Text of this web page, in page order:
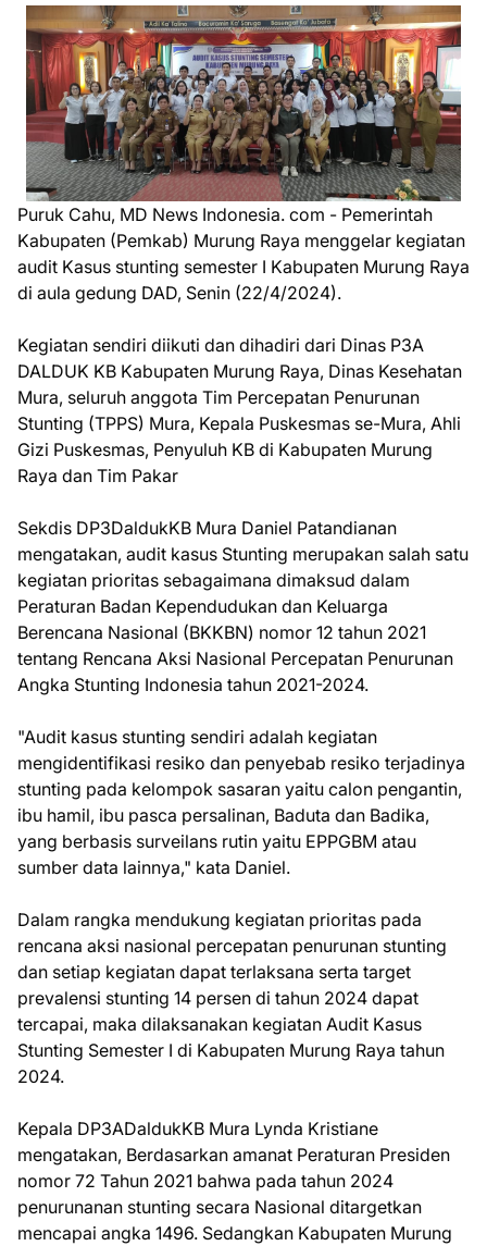
Puruk Cahu, MD News Indonesia. com - Pemerintah
Kabupaten (Pemkab) Murung Raya menggelar kegiatan
audit Kasus stunting semester I Kabupaten Murung Raya
di aula gedung DAD, Senin (22/4/2024).
Kegiatan sendiri diikuti dan dihadiri dari Dinas P3A
DALDUK KB Kabupaten Murung Raya, Dinas Kesehatan
Mura, seluruh anggota Tim Percepatan Penurunan
Stunting (TPPS) Mura, Kepala Puskesmas se-Mura, Ahli
Gizi Puskesmas, Penyuluh KB di Kabupaten Murung
Raya dan Tim Pakar
Sekdis DP3DaldukKB Mura Daniel Patandianan
mengatakan, audit kasus Stunting merupakan salah satu
kegiatan prioritas sebagaimana dimaksud dalam
Peraturan Badan Kependudukan dan Keluarga
Berencana Nasional (BKKBN) nomor 12 tahun 2021
tentang Rencana Aksi Nasional Percepatan Penurunan
Angka Stunting Indonesia tahun 2021-2024.
"Audit kasus stunting sendiri adalah kegiatan
mengidentifikasi resiko dan penyebab resiko terjadinya
stunting pada kelompok sasaran yaitu calon pengantin,
ibu hamil, ibu pasca persalinan, Baduta dan Badika,
yang berbasis surveilans rutin yaitu EPPGBM atau
sumber data lainnya," kata Daniel.
Dalam rangka mendukung kegiatan prioritas pada
rencana aksi nasional percepatan penurunan stunting
dan setiap kegiatan dapat terlaksana serta target
prevalensi stunting 14 persen di tahun 2024 dapat
tercapai, maka dilaksanakan kegiatan Audit Kasus
Stunting Semester I di Kabupaten Murung Raya tahun
2024.
Kepala DP3ADaldukKB Mura Lynda Kristiane
mengatakan, Berdasarkan amanat Peraturan Presiden
nomor 72 Tahun 2021 bahwa pada tahun 2024
penurunanan stunting secara Nasional ditargetkan
mencapai angka 1496. Sedangkan Kabupaten Murung